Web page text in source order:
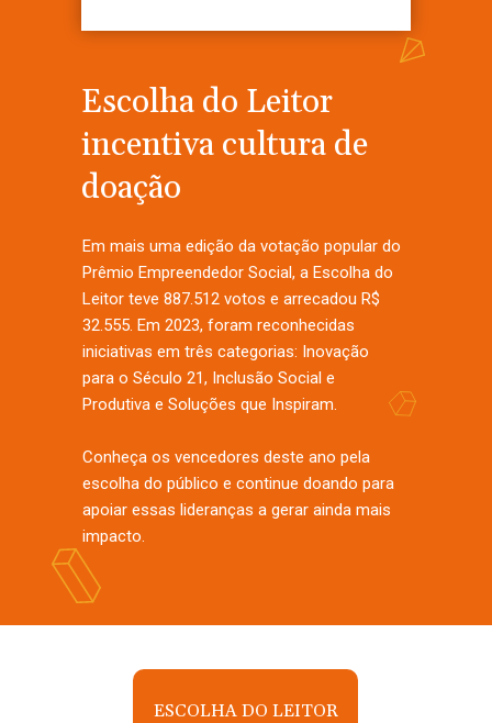
Em mais uma edição da votação popular do
Prêmio Empreendedor Social, a Escolha do
Leitor teve 887.512 votos e arrecadou R$
32.555. Em 2023, foram reconhecidas
iniciativas em três categorias: Inovação
para o Século 21, Inclusão Social e
Produtiva e Soluções que Inspiram.
Conheça os vencedores deste ano pela
escolha do público e continue doando para
apoiar essas lideranças a gerar ainda mais
impacto.
Escolha do Leitor
incentiva cultura de
doação
ESCOLHA DO LEITOR